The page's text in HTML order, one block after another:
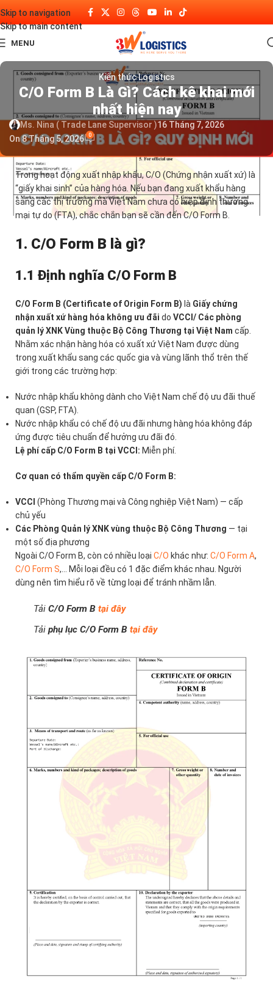
Skip to navigation
Skip to main content
MENU
Kiến thức Logistics
C/O Form B Là Gì? Cách kê khai mới
nhất hiện nay
Ms. Nina ( Trade Lane Supervisor )16 Tháng 7, 2026
On 8 Tháng 5, 2026
0
Trong hoạt động xuất nhập khẩu, C/O (Chứng nhận xuất xứ) là
“giấy khai sinh” của hàng hóa. Nếu bạn đang xuất khẩu hàng
sang các thị trường mà Việt Nam chưa có hiệp định thương
mại tự do (FTA), chắc chắn bạn sẽ cần đến C/O Form B.
1. C/O Form B là gì?
1.1 Định nghĩa C/O Form B
C/O Form B (Certificate of Origin Form B) là Giấy chứng
nhận xuất xứ hàng hóa không ưu đãi do VCCI/ Các phòng
quản lý XNK Vùng thuộc Bộ Công Thương tại Việt Nam cấp.
Nhằm xác nhận hàng hóa có xuất xứ Việt Nam được dùng
trong xuất khẩu sang các quốc gia và vùng lãnh thổ trên thế
giới trong các trường hợp:
Nước nhập khẩu không dành cho Việt Nam chế độ ưu đãi thuế
quan (GSP, FTA).
Nước nhập khẩu có chế độ ưu đãi nhưng hàng hóa không đáp
ứng được tiêu chuẩn để hưởng ưu đãi đó.
Lệ phí cấp C/O Form B tại VCCI: Miễn phí.
Cơ quan có thẩm quyền cấp C/O Form B:
VCCI (Phòng Thương mại và Công nghiệp Việt Nam) — cấp
chủ yếu
Các Phòng Quản lý XNK vùng thuộc Bộ Công Thương — tại
một số địa phương
Ngoài C/O Form B, còn có nhiều loại C/O khác như: C/O Form A,
C/O Form S,… Mỗi loại đều có 1 đặc điểm khác nhau. Người
dùng nên tìm hiểu rõ về từng loại để tránh nhầm lẫn.
Tải C/O Form B tại đây
Tải phụ lục C/O Form B tại đây